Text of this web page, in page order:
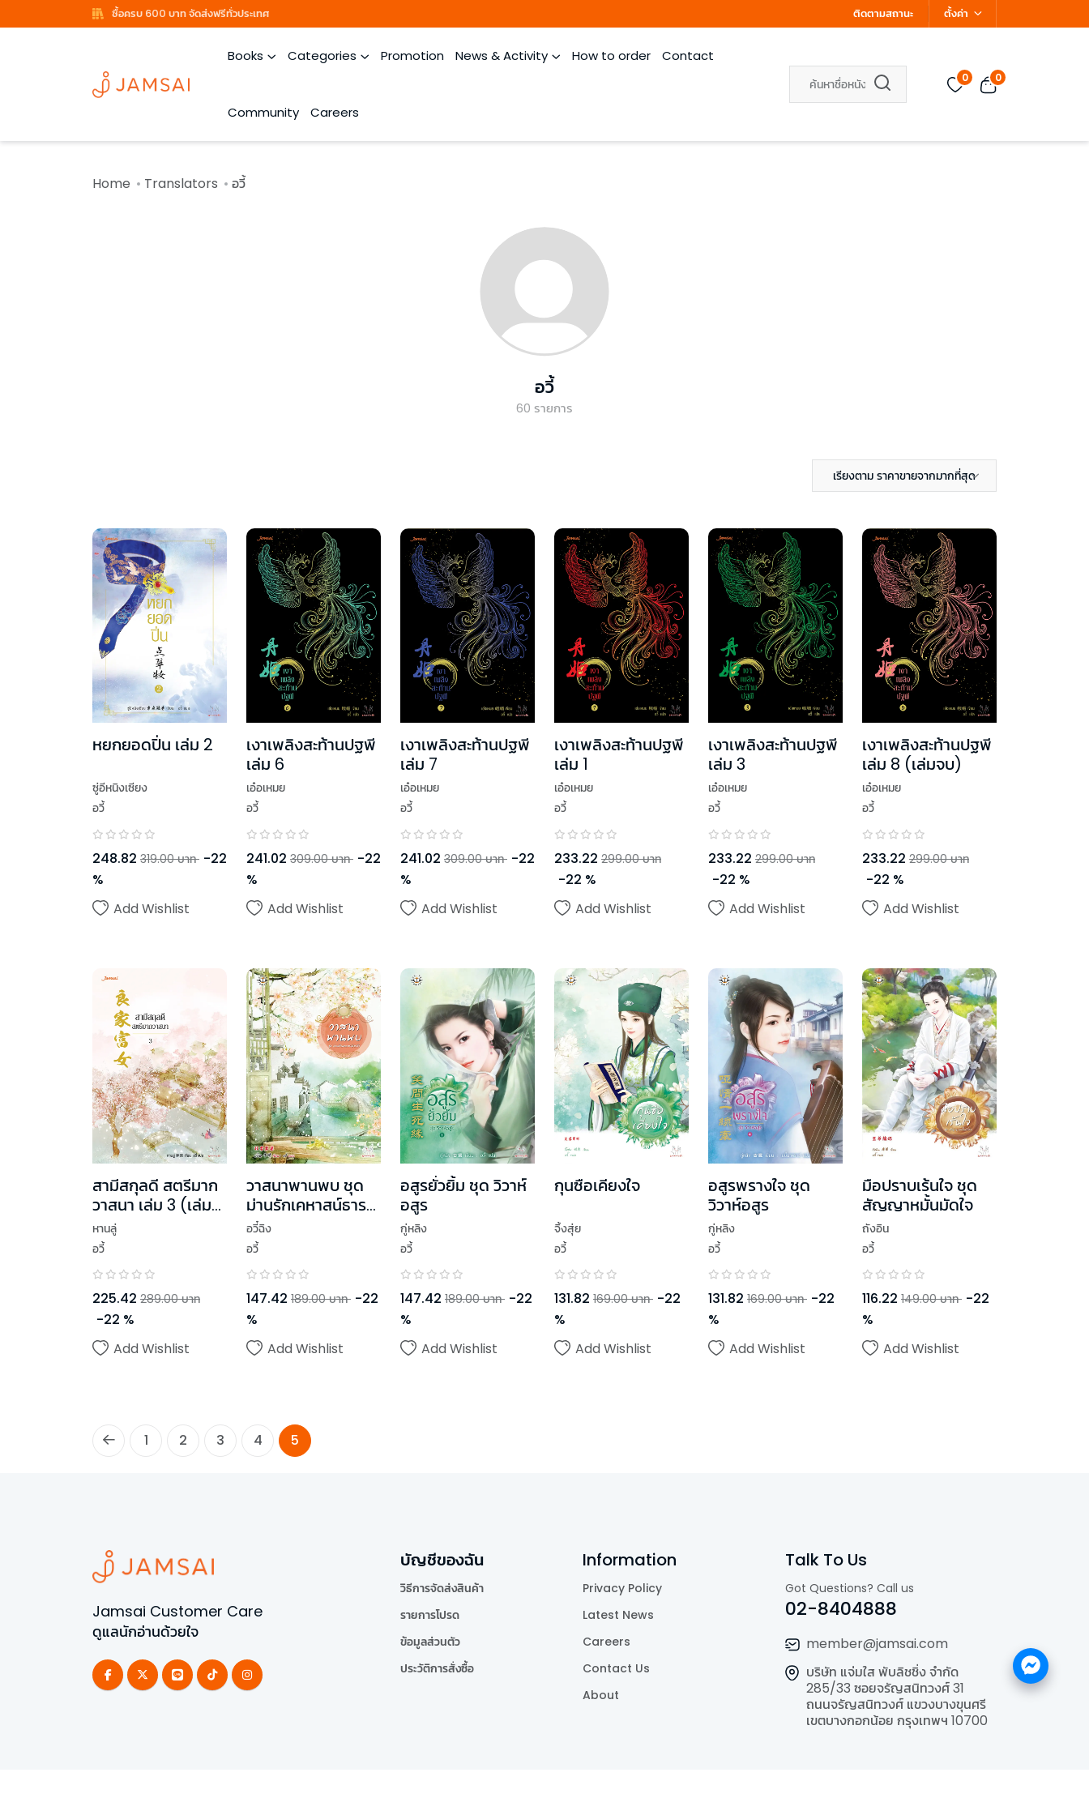
ซื้อครบ 600 บาท จัดส่งฟรีทั่วประเทศ ติดตามสถานะ ตั้งค่า
Books Categories Promotion News & Activity How to order Contact
Community Careers
0 0
Home Translators อวี้
อวี้
60 รายการ
เรียงตาม ราคาขายจากมากที่สุด
หยกยอดปิ่น เล่ม 2
ซู่อีหนิงเซียง
อวี้
248.82 319.00 บาท -22
%
Add Wishlist
เงาเพลิงสะท้านปฐพี
เล่ม 6
เอ๋อเหมย
อวี้
241.02 309.00 บาท -22
%
Add Wishlist
เงาเพลิงสะท้านปฐพี
เล่ม 7
เอ๋อเหมย
อวี้
241.02 309.00 บาท -22
%
Add Wishlist
เงาเพลิงสะท้านปฐพี
เล่ม 1
เอ๋อเหมย
อวี้
233.22 299.00 บาท
-22 %
Add Wishlist
เงาเพลิงสะท้านปฐพี
เล่ม 3
เอ๋อเหมย
อวี้
233.22 299.00 บาท
-22 %
Add Wishlist
เงาเพลิงสะท้านปฐพี
เล่ม 8 (เล่มจบ)
เอ๋อเหมย
อวี้
233.22 299.00 บาท
-22 %
Add Wishlist
สามีสกุลดี สตรีมาก
วาสนา เล่ม 3 (เล่ม
จบ)
หานลู่
อวี้
225.42 289.00 บาท
-22 %
Add Wishlist
วาสนาพานพบ ชุด
ม่านรักเคหาสน์ธาร
ฟ้า
อวี๋ฉิง
อวี้
147.42 189.00 บาท -22
%
Add Wishlist
อสูรยั่วยิ้ม ชุด วิวาห์
อสูร
กู่หลิง
อวี้
147.42 189.00 บาท -22
%
Add Wishlist
กุนซือเคียงใจ
จิ้งสุ่ย
อวี้
131.82 169.00 บาท -22
%
Add Wishlist
อสูรพรางใจ ชุด
วิวาห์อสูร
กู่หลิง
อวี้
131.82 169.00 บาท -22
%
Add Wishlist
มือปราบเร้นใจ ชุด
สัญญาหมั้นมัดใจ
ถังอิน
อวี้
116.22 149.00 บาท -22
%
Add Wishlist
1 2 3 4 5
Jamsai Customer Care
ดูแลนักอ่านด้วยใจ
บัญชีของฉัน
วิธีการจัดส่งสินค้า
รายการโปรด
ข้อมูลส่วนตัว
ประวัติการสั่งซื้อ
Information
Privacy Policy
Latest News
Careers
Contact Us
About
Talk To Us
Got Questions? Call us
02-8404888
member@jamsai.com
บริษัท แจ่มใส พับลิชชิ่ง จำกัด
285/33 ซอยจรัญสนิทวงศ์ 31
ถนนจรัญสนิทวงศ์ แขวงบางขุนศรี
เขตบางกอกน้อย กรุงเทพฯ 10700